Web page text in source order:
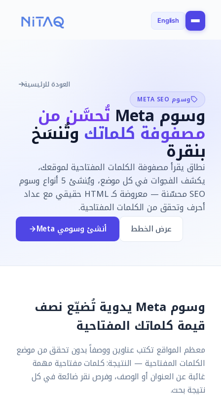
English
العودة للرئيسية
وسوم META SEO
وسوم Meta تُحسَّن من
مصفوفة كلماتك وتُنسَخ
بنقرة
نطاق يقرأ مصفوفة الكلمات المفتاحية لموقعك،
يكشف الفجوات في كل موضع، ويُنشئ 5 أنواع وسوم
SEO محسّنة — معروضة كـ HTML حقيقي مع عداد
أحرف وتحقق من الكلمات المفتاحية.
أنشئ وسومي Meta عرض الخطط
وسوم Meta يدوية تُضيّع نصف
قيمة كلماتك المفتاحية
معظم المواقع تكتب عناوين ووصفاً بدون تحقق من موضع
الكلمات المفتاحية — النتيجة: كلمات مفتاحية مهمة
غائبة عن العنوان أو الوصف، وفرص نقر ضائعة في كل
نتيجة بحث.